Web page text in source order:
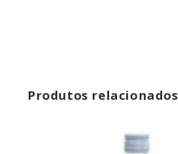
Produtos relacionados